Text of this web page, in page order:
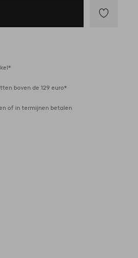
boven de 129 euro*
of in termijnen betalen